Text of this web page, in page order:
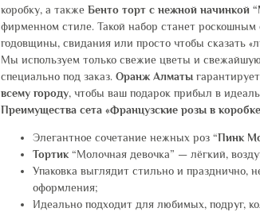
коробку, а также Бенто торт с нежной начинкой
фирменном стиле. Такой набор станет
годовщины, свидания или просто чтобы сказать
Мы используем только свежие цветы и
специально под заказ. Оранж Алматы гарантирует
всему городу, чтобы ваш подарок прибыл в
Преимущества сета «Французские розы в
Элегантное сочетание нежных роз “Пинк
Тортик “Молочная девочка” — лёгкий,
Упаковка выглядит стильно и празднично,
оформления;
Идеально подходит для любимых, подруг,